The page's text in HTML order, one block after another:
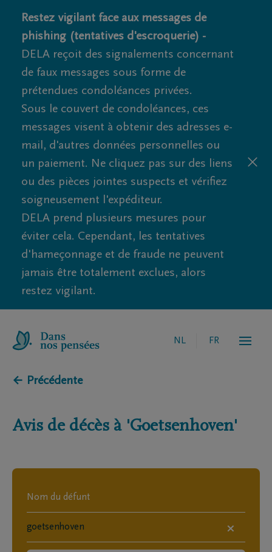
Restez vigilant face aux messages de
phishing (tentatives d'escroquerie) -
DELA reçoit des signalements concernant
de faux messages sous forme de
prétendues condoléances privées.
Sous le couvert de condoléances, ces
messages visent à obtenir des adresses e-
mail, d'autres données personnelles ou
un paiement. Ne cliquez pas sur des liens
ou des pièces jointes suspects et vérifiez
soigneusement l'expéditeur.
DELA prend plusieurs mesures pour
éviter cela. Cependant, les tentatives
d'hameçonnage et de fraude ne peuvent
jamais être totalement exclues, alors
restez vigilant.
NL FR
← Précédente
Avis de décès à 'Goetsenhoven'
×